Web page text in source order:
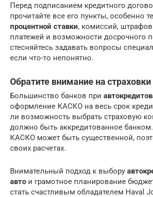
Перед подписанием кредитного
прочитайте все его пункты, особенно
процентной ставки, комиссий,
платежей и возможности досрочного
стесняйтесь задавать вопросы
если что-то непонятно.
Обратите внимание на страховки
Большинство банков при
оформление КАСКО на весь срок
ли возможность выбрать страховую
должно быть аккредитованное
КАСКО может быть существенной,
своих расчетах.
Внимательный подход к выбору
авто и грамотное планирование
стать счастливым обладателем Haval